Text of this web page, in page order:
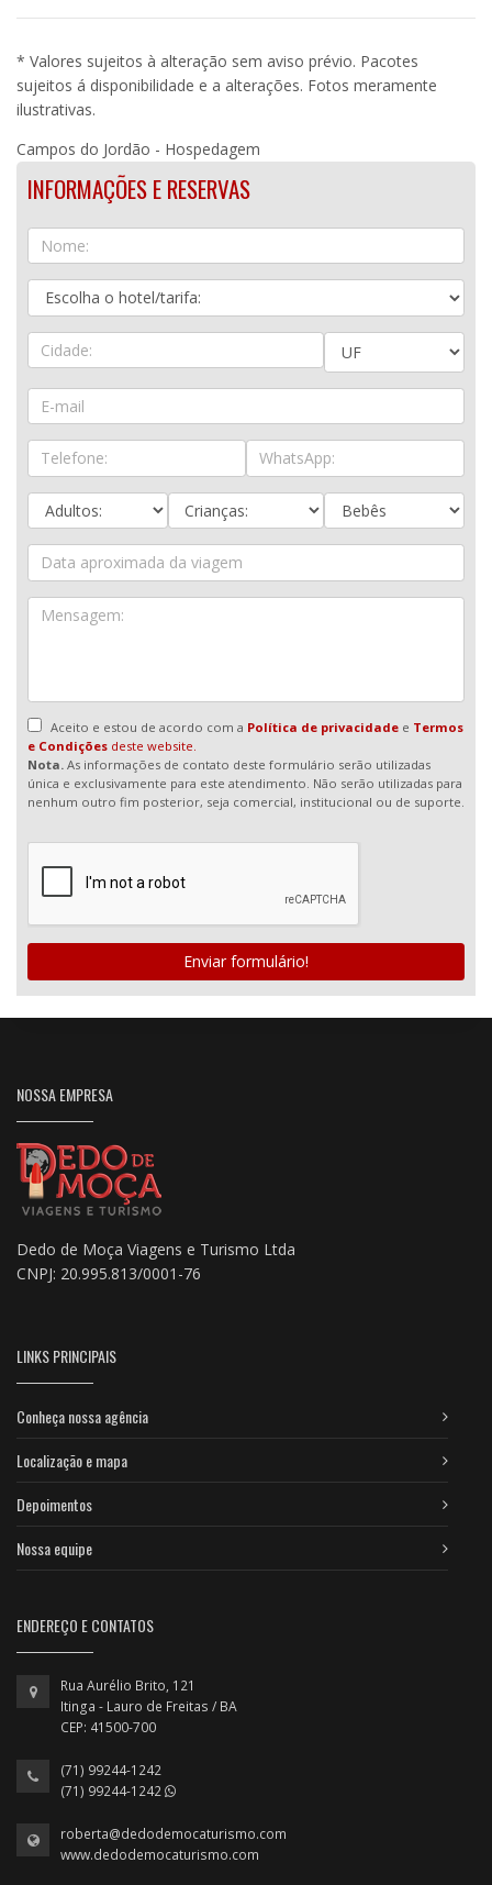
* Valores sujeitos à alteração sem aviso prévio. Pacotes
sujeitos á disponibilidade e a alterações. Fotos meramente
ilustrativas.
Campos do Jordão - Hospedagem
INFORMAÇÕES E RESERVAS
Aceito e estou de acordo com a Política de privacidadee Termos
e Condições deste website.
Nota. As informações de contato deste formulário serão utilizadas
única e exclusivamente para este atendimento. Não serão utilizadas para
nenhum outro fim posterior, seja comercial, institucional ou de suporte.
Enviar formulário!
NOSSA EMPRESA
Dedo de Moça Viagens e Turismo Ltda
CNPJ: 20.995.813/0001-76
LINKS PRINCIPAIS
Conheça nossa agência
Localização e mapa
Depoimentos
Nossa equipe
ENDEREÇO E CONTATOS
Rua Aurélio Brito, 121
Itinga - Lauro de Freitas / BA
CEP: 41500-700
(71) 99244-1242
(71) 99244-1242
roberta@dedodemocaturismo.com
www.dedodemocaturismo.com